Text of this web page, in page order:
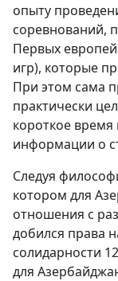
опыту
соревнований,
Первых
игр), которые
При этом сама
практически
короткое
информации о
Следуя
котором для
отношения с
добился права
солидарности
для